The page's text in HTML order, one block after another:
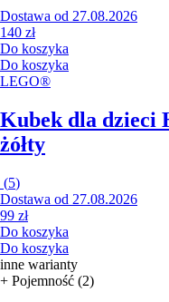
Dostawa od 27.08.2026
140 zł
Do koszyka
Do koszyka
LEGO®
Kubek dla dzieci
żółty
(5)
Dostawa od 27.08.2026
99 zł
Do koszyka
Do koszyka
inne warianty
+ Pojemność (2)